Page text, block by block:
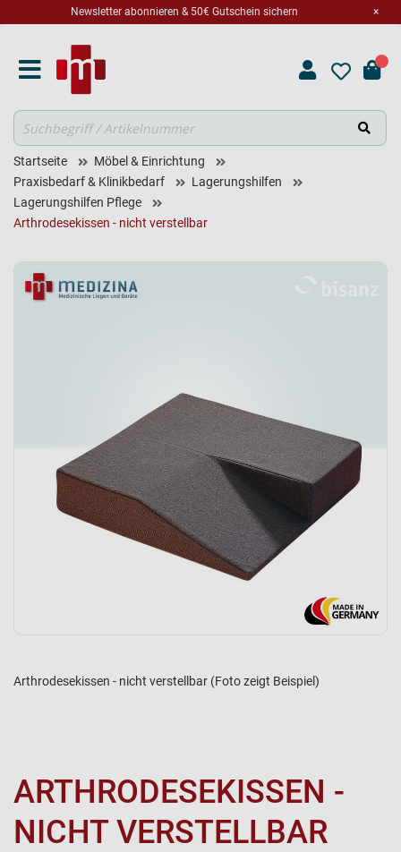
×
Newsletter abonnieren & 50€ Gutschein sichern
Suche
Startseite
Möbel & Einrichtung
Praxisbedarf & Klinikbedarf
Lagerungshilfen
Lagerungshilfen Pflege
Arthrodesekissen - nicht verstellbar
Arthrodesekissen - nicht verstellbar (Foto zeigt Beispiel)
ARTHRODESEKISSEN -
NICHT VERSTELLBAR